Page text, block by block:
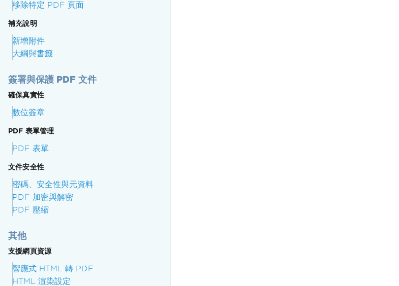
移除特定 PDF 頁面
補充說明
新增附件
大綱與書籤
簽署與保護 PDF 文件
確保真實性
數位簽章
PDF 表單管理
PDF 表單
文件安全性
密碼、安全性與元資料
PDF 加密與解密
PDF 壓縮
其他
支援網頁資源
響應式 HTML 轉 PDF
HTML 渲染設定